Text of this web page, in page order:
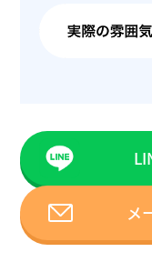
メ